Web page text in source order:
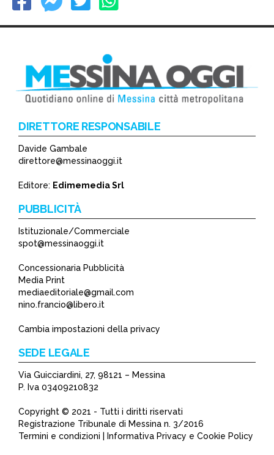
DIRETTORE RESPONSABILE
Davide Gambale
direttore@messinaoggi.it
Editore: Edimemedia Srl
PUBBLICITÀ
Istituzionale/Commerciale
spot@messinaoggi.it
Concessionaria Pubblicità
Media Print
mediaeditoriale@gmail.com
nino.francio@libero.it
Cambia impostazioni della privacy
SEDE LEGALE
Via Guicciardini, 27, 98121 – Messina
P. Iva 03409210832
Copyright © 2021 - Tutti i diritti riservati
Registrazione Tribunale di Messina n. 3/2016
Termini e condizioni | Informativa Privacy e Cookie Policy